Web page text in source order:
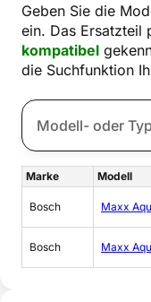
Geben Sie die
ein. Das Ersatzteil
kompatibel
die Suchfunktion
Marke Modell
Bosch Maxx
Bosch Maxx